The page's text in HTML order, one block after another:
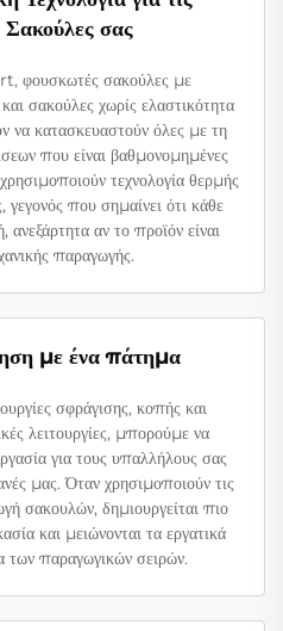
σας
φουσκωτές σακούλες με
σακούλες χωρίς ελαστικότητα
να κατασκευαστούν όλες με τη
που είναι βαθμονομημένες
τεχνολογία θερμής
που σημαίνει ότι κάθε
ανεξάρτητα αν το προϊόν είναι
παραγωγής.
με ένα πάτημα
σφράγισης, κοπής και
λειτουργίες, μπορούμε να
για τους υπαλλήλους σας
μας. Όταν χρησιμοποιούν τις
σακουλών, δημιουργείται πιο
και μειώνονται τα εργατικά
των παραγωγικών σειρών.